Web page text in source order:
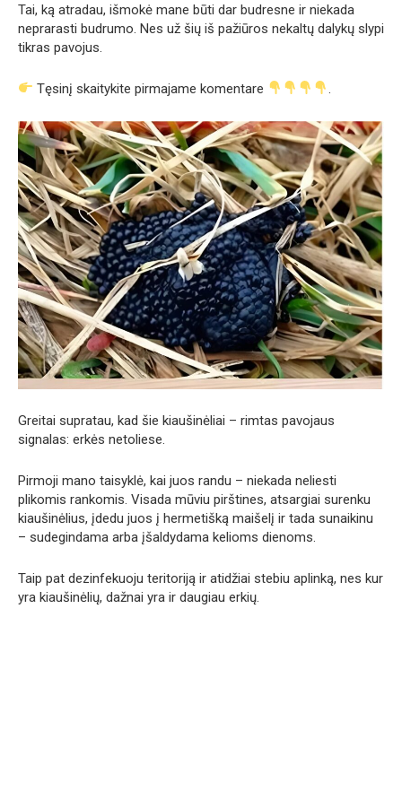
Tai, ką atradau, išmokė mane būti dar budresne ir niekada
neprarasti budrumo. Nes už šių iš pažiūros nekaltų dalykų slypi
tikras pavojus.
Tęsinį skaitykite pirmajame komentare .
Greitai supratau, kad šie kiaušinėliai – rimtas pavojaus
signalas: erkės netoliese.
Pirmoji mano taisyklė, kai juos randu – niekada neliesti
plikomis rankomis. Visada mūviu pirštines, atsargiai surenku
kiaušinėlius, įdedu juos į hermetišką maišelį ir tada sunaikinu
– sudegindama arba įšaldydama kelioms dienoms.
Taip pat dezinfekuoju teritoriją ir atidžiai stebiu aplinką, nes kur
yra kiaušinėlių, dažnai yra ir daugiau erkių.